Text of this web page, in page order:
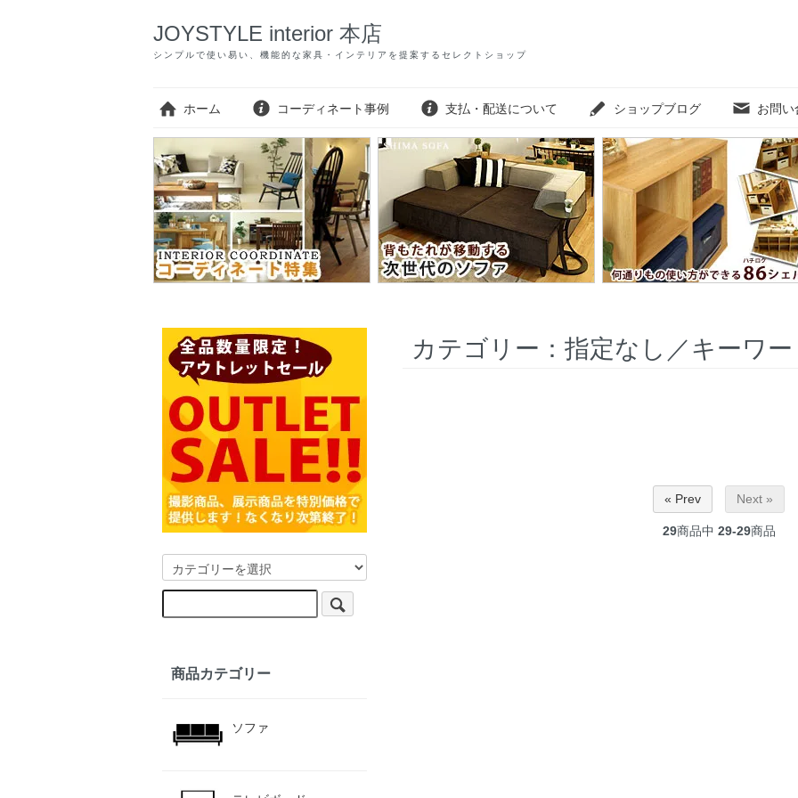
JOYSTYLE interior 本店
シンプルで使い易い、機能的な家具・インテリアを提案するセレクトショップ
ホーム コーディネート事例 支払・配送について ショップブログ お問い
カテゴリー：指定なし／キーワ
« Prev Next »
29商品中 29-29商品
商品カテゴリー
ソファ